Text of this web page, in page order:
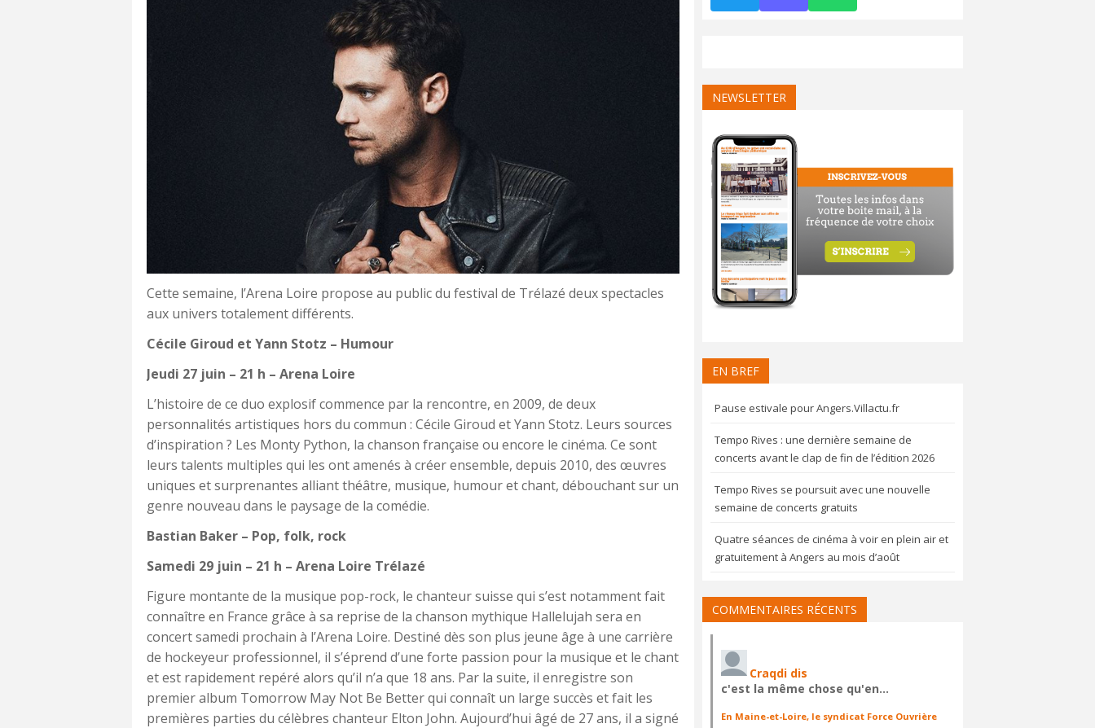
Cette semaine, l’Arena Loire propose au public du festival de Trélazé deux spectacles
aux univers totalement différents.
Cécile Giroud et Yann Stotz – Humour
Jeudi 27 juin – 21 h – Arena Loire
L’histoire de ce duo explosif commence par la rencontre, en 2009, de deux
personnalités artistiques hors du commun : Cécile Giroud et Yann Stotz. Leurs sources
d’inspiration ? Les Monty Python, la chanson française ou encore le cinéma. Ce sont
leurs talents multiples qui les ont amenés à créer ensemble, depuis 2010, des œuvres
uniques et surprenantes alliant théâtre, musique, humour et chant, débouchant sur un
genre nouveau dans le paysage de la comédie.
Bastian Baker – Pop, folk, rock
Samedi 29 juin – 21 h – Arena Loire Trélazé
Figure montante de la musique pop-rock, le chanteur suisse qui s’est notamment fait
connaître en France grâce à sa reprise de la chanson mythique Hallelujah sera en
concert samedi prochain à l’Arena Loire. Destiné dès son plus jeune âge à une carrière
de hockeyeur professionnel, il s’éprend d’une forte passion pour la musique et le chant
et est rapidement repéré alors qu’il n’a que 18 ans. Par la suite, il enregistre son
premier album Tomorrow May Not Be Better qui connaît un large succès et fait les
premières parties du célèbres chanteur Elton John. Aujourd’hui âgé de 27 ans, il a signé
NEWSLETTER
EN BREF
Pause estivale pour Angers.Villactu.fr
Tempo Rives : une dernière semaine de
concerts avant le clap de fin de l’édition 2026
Tempo Rives se poursuit avec une nouvelle
semaine de concerts gratuits
Quatre séances de cinéma à voir en plein air et
gratuitement à Angers au mois d’août
COMMENTAIRES RÉCENTS
Craqdi dis
c'est la même chose qu'en…
En Maine-et-Loire, le syndicat Force Ouvrière